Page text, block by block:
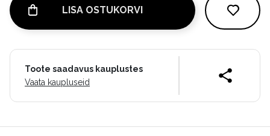
LISA OSTUKORVI
Toote saadavus kauplustes
Vaata kaupluseid